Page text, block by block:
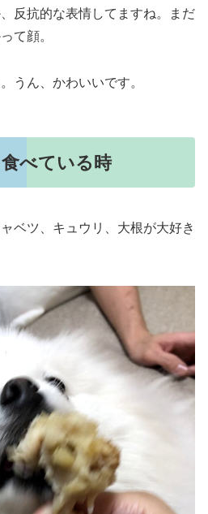
反抗的な表情してますね。まだ
て顔。
うん、かわいいです。
べている時
ベツ、キュウリ、大根が大好き